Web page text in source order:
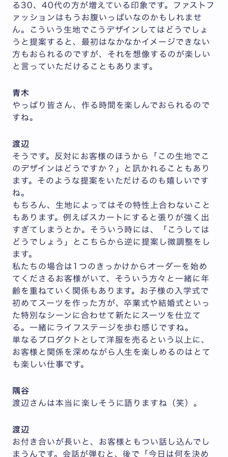
る30、40代の方が増えている印象です。ファストフ
ァッションはもうお腹いっぱいなのかもしれませ
ん。こういう生地でこうデザインしてはどうでしょ
うと提案すると、最初はなかなかイメージできない
方もおられるのですが、それを想像するのが楽しい
と言っていただけることもあります。
青木
やっぱり皆さん、作る時間を楽しんでおられるので
すね。
渡辺
そうです。反対にお客様のほうから「この生地でこ
のデザインはどうですか？」と訊かれることもあり
ます。そのような提案をいただけるのも嬉しいです
ね。
もちろん、生地によってはその特性上合わないこと
もあります。例えばスカートにすると張りが強く出
すぎてしまうとか。そういう時には、「こうしては
どうでしょう」とこちらから逆に提案し微調整をし
ます。
私たちの場合は1つのきっかけからオーダーを始め
てくださるお客様がいて、そういう方々と一緒に年
齢を重ねていく関係もあります。お子様の入学式で
初めてスーツを作った方が、卒業式や結婚式といっ
た特別なシーンに合わせて新たにスーツを仕立て
る。一緒にライフステージを歩む感じですね。
単なるプロダクトとして洋服を売るという以上に、
お客様と関係を深めながら人生を楽しめるのはとて
も楽しい仕事です。
隅谷
渡辺さんは本当に楽しそうに語りますね（笑）。
渡辺
お付き合いが長いと、お客様ともつい話し込んでし
まうんです。会話が弾むと、後で「今日は何を決め